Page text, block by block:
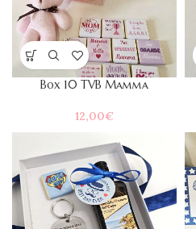
Box 10 TVB Mamma
12,00€